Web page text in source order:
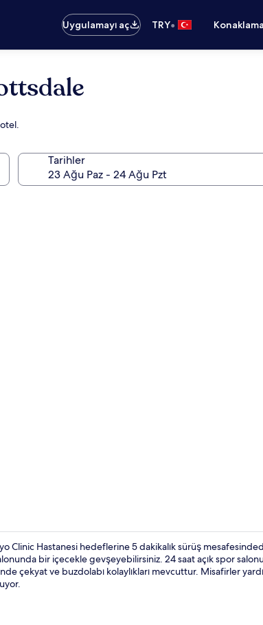
Uygulamayı aç
TRY•
Tarihler
Hastanesi hedeflerine 5 dakikalık sürüş
bir içecekle gevşeyebilirsiniz. 24 saat açık spor
çekyat ve buzdolabı kolaylıkları mevcuttur. Misafirler